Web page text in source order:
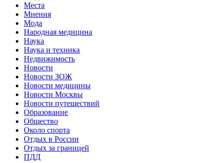
Места
Мнения
Мода
Народная медицина
Наука
Наука и техника
Недвижимость
Новости
Новости ЗОЖ
Новости медицины
Новости Москвы
Новости путешествий
Образование
Общество
Около спорта
Отдых в России
Отдых за границей
ПДД